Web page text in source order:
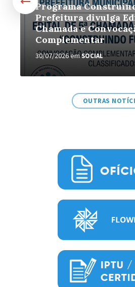
Programa
Prefeitura divulga
Chamada e
Complementar
30/07/2026emSOCIAL
OUTRAS